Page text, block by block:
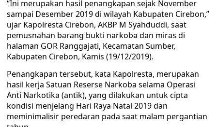
“Ini merupakan hasil penangkapan sejak November
sampai Desember 2019 di wilayah Kabupaten Cirebon,”
ujar Kapolresta Cirebon, AKBP M Syahduddi, saat
pemusnahan barang bukti narkoba dan miras di
halaman GOR Ranggajati, Kecamatan Sumber,
Kabupaten Cirebon, Kamis (19/12/2019).
Penangkapan tersebut, kata Kapolresta, merupakan
hasil kerja Satuan Reserse Narkoba selama Operasi
Anti Narkotika (antik), yang dilakukan untuk cipta
kondisi menjelang Hari Raya Natal 2019 dan
meminimalisir peredaran pada saat malam pergantian